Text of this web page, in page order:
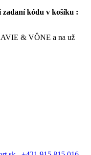
kódu v košíku :
& VÔNE a na už